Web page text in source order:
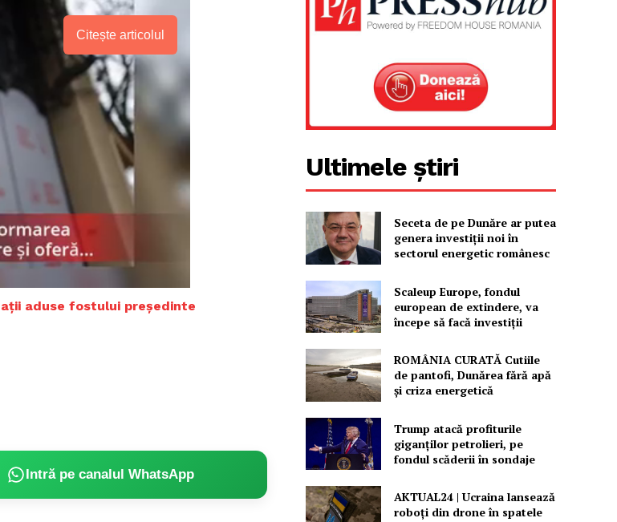
Despre noi / Echipa
Proiecte editoriale
Rețea
Citește articolul
aduse fostului președinte
Intră pe canalul WhatsApp
Ultimele știri
Seceta de pe Dunăre ar putea
genera investiții noi în
sectorul energetic românesc
Scaleup Europe, fondul
european de extindere, va
începe să facă investiții
ROMÂNIA CURATĂ Cutiile
de pantofi, Dunărea fără apă
și criza energetică
Trump atacă profiturile
giganților petrolieri, pe
fondul scăderii în sondaje
AKTUAL24 | Ucraina lansează
roboți din drone în spatele